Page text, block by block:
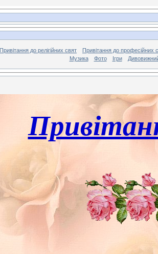
Привітання до релігійних свят
Привітання до професійних
Музика
Фото Ігри